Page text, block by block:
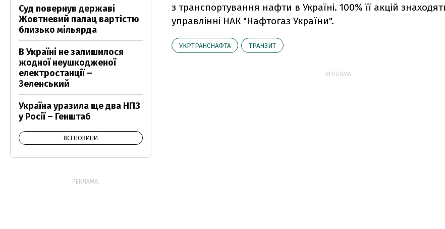
з транспортування нафти в Україні. 100% її акцій
управлінні НАК "Нафтогаз України".
УКРТРАНСНАФТА ТРАНЗИТ
РЕКЛАМА:
Суд повернув державі
Жовтневий палац вартістю
близько мільярда
В Україні не залишилося
жодної неушкодженої
електростанції –
Зеленський
Україна уразила ще два НПЗ
у Росії – Генштаб
ВСІ НОВИНИ
РЕКЛАМА: